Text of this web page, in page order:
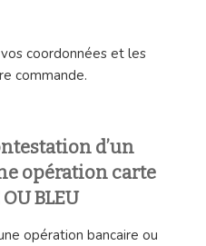
coordonnées et les
commande.
d’un
opération carte
BLEU
opération bancaire ou